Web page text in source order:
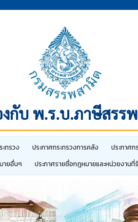
กับ พ.ร.บ.ภาษีสรร
ทรวง ประกาศกระทรวงการคลัง ประกาศ
ายอื่นๆ ประกาศรายชื่อกฎหมายและหน่วยงาน